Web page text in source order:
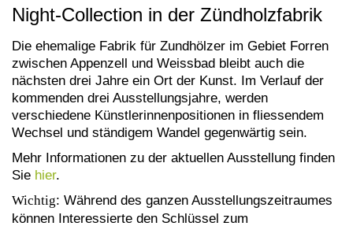
Night-Collection in der Zündholzfabrik
Die ehemalige Fabrik für Zundhölzer im Gebiet Forren
zwischen Appenzell und Weissbad bleibt auch die
nächsten drei Jahre ein Ort der Kunst. Im Verlauf der
kommenden drei Ausstellungsjahre, werden
verschiedene Künstlerinnenpositionen in fliessendem
Wechsel und ständigem Wandel gegenwärtig sein.
Mehr Informationen zu der aktuellen Ausstellung finden
Sie hier.
Wichtig: Während des ganzen Ausstellungszeitraumes
können Interessierte den Schlüssel zum